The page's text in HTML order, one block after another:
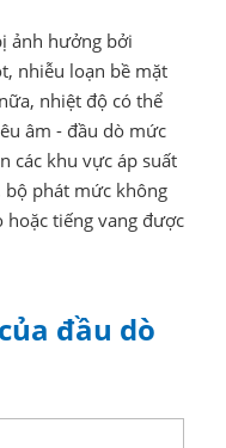
ảnh hưởng bởi
nhiễu loạn bề mặt
nhiệt độ có thể
âm - đầu dò mức
các khu vực áp suất
bộ phát mức không
hoặc tiếng vang được
đầu dò